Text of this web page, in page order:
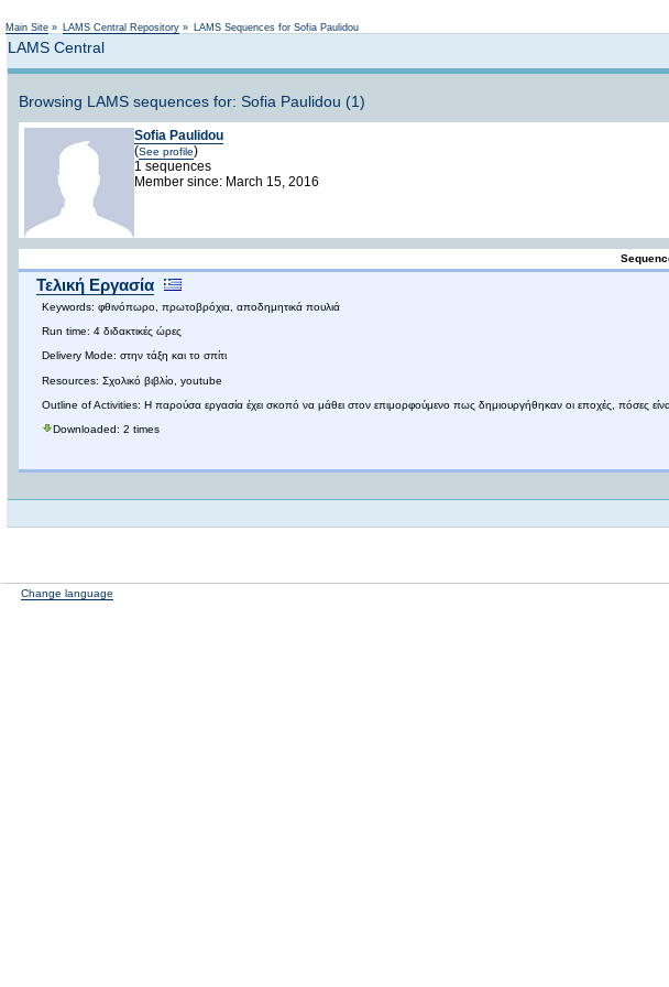
Main Site » LAMS Central Repository » LAMS Sequences for Sofia Paulidou
LAMS Central
Browsing LAMS sequences for: Sofia Paulidou (1)
Sofia Paulidou
(See profile)
1 sequences
Member since: March 15, 2016
Τελική Εργασία
Keywords: φθινόπωρο, πρωτοβρόχια, αποδημητικά πουλιά
Run time: 4 διδακτικές ώρες
Delivery Mode: στην τάξη και το σπίτι
Resources: Σχολικό βιβλίο, youtube
Outline of Activities: Η παρούσα εργασία έχει σκοπό να μάθει στον επιμορφούμενο πως δημιουργήθηκαν οι εποχές, πόσες
Downloaded: 2 times
Change language